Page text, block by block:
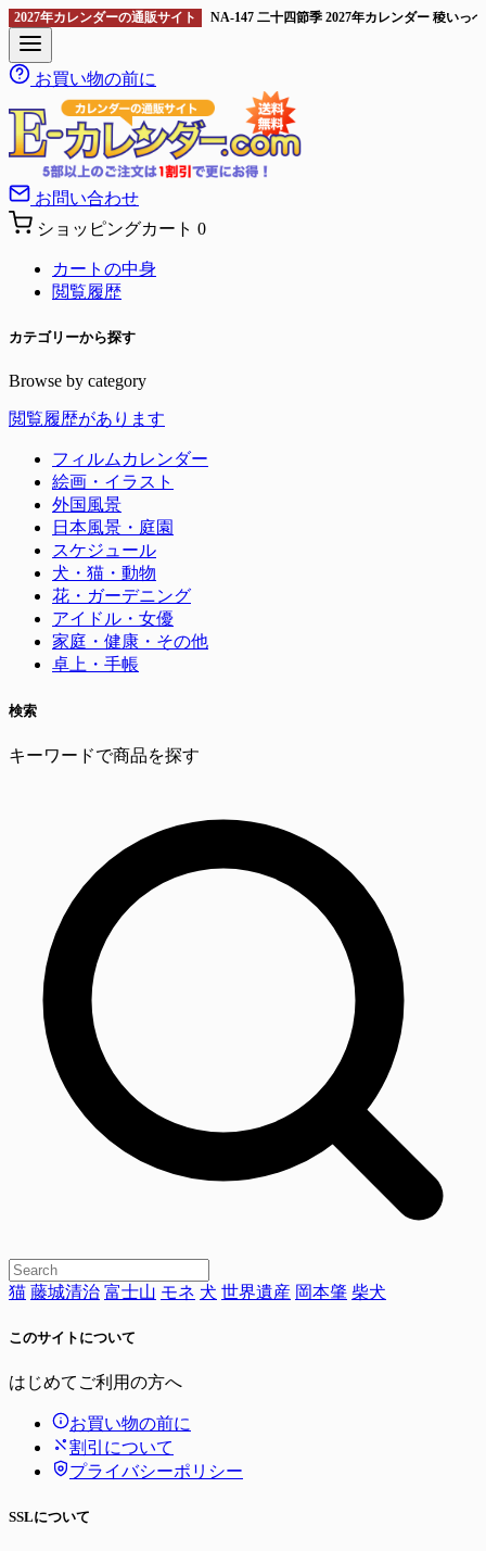
2027年カレンダーの通販サイト NA-147 二十四節季 2027年カレンダー 稜いっ
お買い物の前に
お問い合わせ
ショッピングカート 0
カートの中身
閲覧履歴
カテゴリーから探す
Browse by category
閲覧履歴があります
フィルムカレンダー
絵画・イラスト
外国風景
日本風景・庭園
スケジュール
犬・猫・動物
花・ガーデニング
アイドル・女優
家庭・健康・その他
卓上・手帳
検索
キーワードで商品を探す
猫 藤城清治 富士山 モネ 犬 世界遺産 岡本肇 柴犬
このサイトについて
はじめてご利用の方へ
お買い物の前に
割引について
プライバシーポリシー
SSLについて